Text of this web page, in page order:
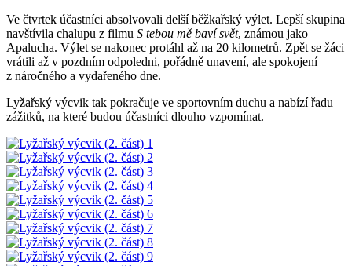
Ve čtvrtek účastníci absolvovali delší běžkařský výlet. Lepší skupina
navštívila chalupu z filmu S tebou mě baví svět, známou jako
Apalucha. Výlet se nakonec protáhl až na 20 kilometrů. Zpět se žáci
vrátili až v pozdním odpoledni, pořádně unavení, ale spokojení
z náročného a vydařeného dne.
Lyžařský výcvik tak pokračuje ve sportovním duchu a nabízí řadu
zážitků, na které budou účastníci dlouho vzpomínat.